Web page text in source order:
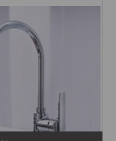
преимуществам и
оставаться одним
предлагая